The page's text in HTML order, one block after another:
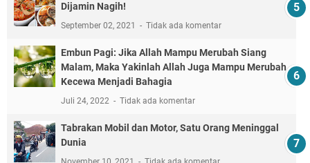
Dijamin Nagih!
September 02, 2021 Tidak ada komentar
Embun Pagi: Jika Allah Mampu Merubah Siang
Malam, Maka Yakinlah Allah Juga Mampu Merubah
Kecewa Menjadi Bahagia
Juli 24, 2022 Tidak ada komentar
Tabrakan Mobil dan Motor, Satu Orang Meninggal
Dunia